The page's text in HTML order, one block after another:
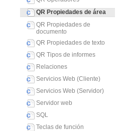
QR Propiedades de área
QR Propiedades de
documento
QR Propiedades de texto
QR Tipos de informes
Relaciones
Servicios Web (Cliente)
Servicios Web (Servidor)
Servidor web
SQL
Teclas de función